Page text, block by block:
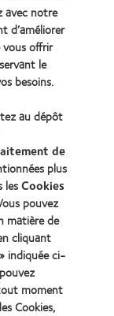
avec notre
d’améliorer
offrir
le
besoins.
au dépôt
de
plus
lesCookies
pouvez
matière de
cliquant
indiquée ci-
moment
Cookies,